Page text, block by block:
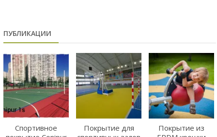
ПУБЛИКАЦИИ
Спортивное
Покрытие для
Покрытие из